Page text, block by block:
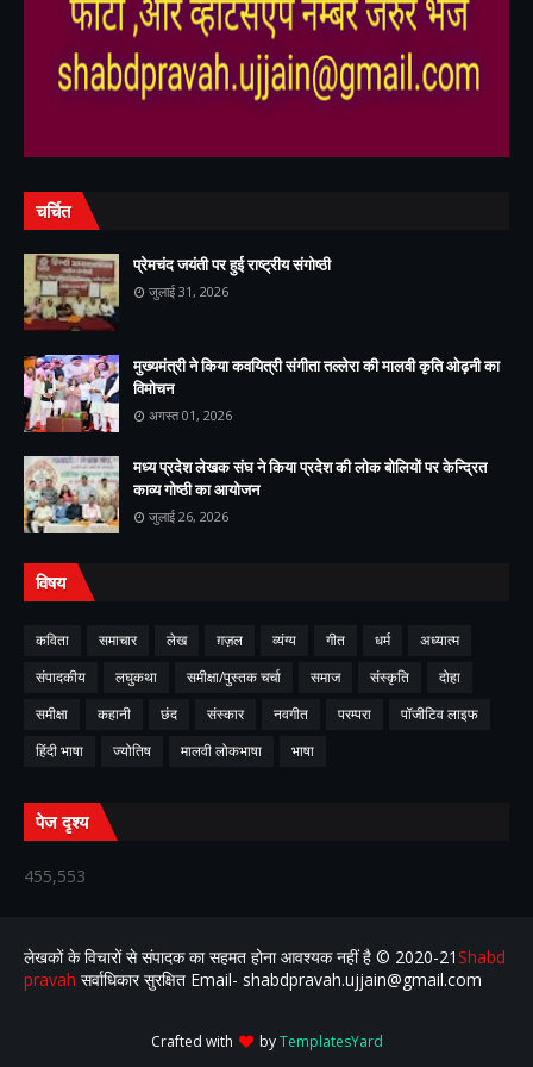
,
चर्चित
प्रेमचंद जयंती पर हुई राष्ट्रीय संगोष्ठी
जुलाई 31, 2026
मुख्यमंत्री ने किया कवयित्री संगीता तल्लेरा की मालवी कृति ओढ़नी का
विमोचन
अगस्त 01, 2026
मध्य प्रदेश लेखक संघ ने किया प्रदेश की लोक बोलियों पर केन्द्रित
काव्य गोष्ठी का आयोजन
जुलाई 26, 2026
विषय
कविता समाचार लेख ग़ज़ल व्यंग्य गीत धर्म
अध्यात्म
संपादकीय
लघुकथा समीक्षा/पुस्तक चर्चा समाज संस्कृति
दोहा
समीक्षा
कहानी छंद संस्कार नवगीत परम्परा
पॉजीटिव लाइफ
हिंदी भाषा
ज्योतिष मालवी लोकभाषा भाषा
पेज दृश्य
455,553
लेखकों के विचारों से संपादक का सहमत होना आवश्यक नहीं है ©️ 2020-21Shabd
pravah सर्वाधिकार सुरक्षित Email- shabdpravah.ujjain@gmail.com
Crafted with byTemplatesYard